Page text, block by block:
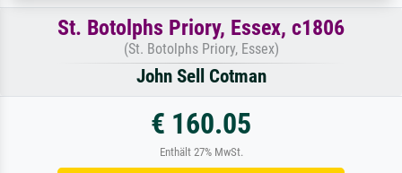
St. Botolphs Priory, Essex, c1806
(St. Botolphs Priory, Essex)
John Sell Cotman
€ 160.05
Enthält 27% MwSt.